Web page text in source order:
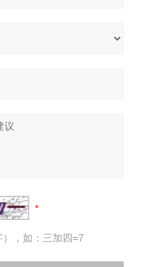
，如：三加四=7